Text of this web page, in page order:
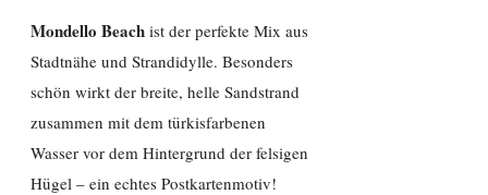
Mondello Beach ist der perfekte Mix aus
Stadtnähe und Strandidylle. Besonders
schön wirkt der breite, helle Sandstrand
zusammen mit dem türkisfarbenen
Wasser vor dem Hintergrund der felsigen
Hügel – ein echtes Postkartenmotiv!